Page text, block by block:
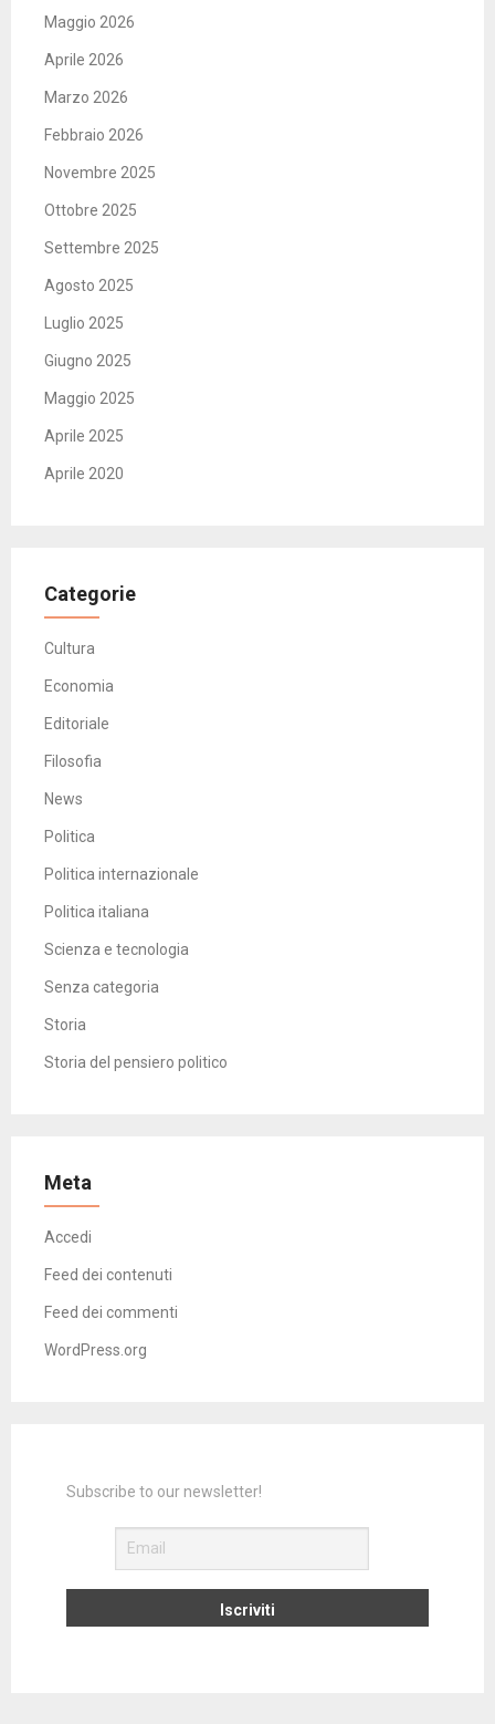
Maggio 2026
Aprile 2026
Marzo 2026
Febbraio 2026
Novembre 2025
Ottobre 2025
Settembre 2025
Agosto 2025
Luglio 2025
Giugno 2025
Maggio 2025
Aprile 2025
Aprile 2020
Categorie
Cultura
Economia
Editoriale
Filosofia
News
Politica
Politica internazionale
Politica italiana
Scienza e tecnologia
Senza categoria
Storia
Storia del pensiero politico
Meta
Accedi
Feed dei contenuti
Feed dei commenti
WordPress.org
Subscribe to our newsletter!